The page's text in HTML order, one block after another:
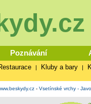
Poznávání
| Kluby a bary |
- Vsetínské vrchy -